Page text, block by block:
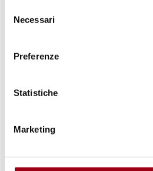
delNecessari
Preferenze
Statistiche
Marketing
DIRITTI UMANI
Segretario